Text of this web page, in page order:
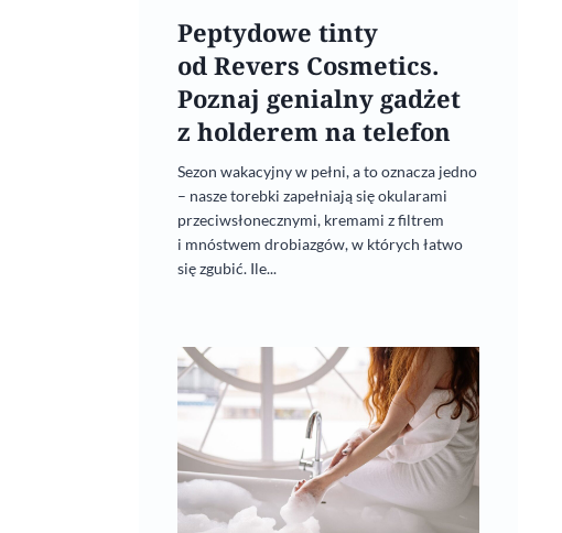
Peptydowe tinty
od Revers Cosmetics.
Poznaj genialny gadżet
z holderem na telefon
Sezon wakacyjny w pełni, a to oznacza jedno
– nasze torebki zapełniają się okularami
przeciwsłonecznymi, kremami z filtrem
i mnóstwem drobiazgów, w których łatwo
się zgubić. Ile...